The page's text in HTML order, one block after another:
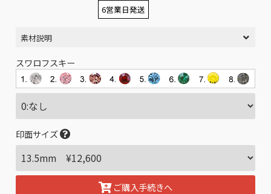
6営業日発送
素材説明
スワロフスキー
印面サイズ
ご購入手続きへ